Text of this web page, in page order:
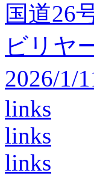
国道26
ビリヤ
2026/1/
links
links
links